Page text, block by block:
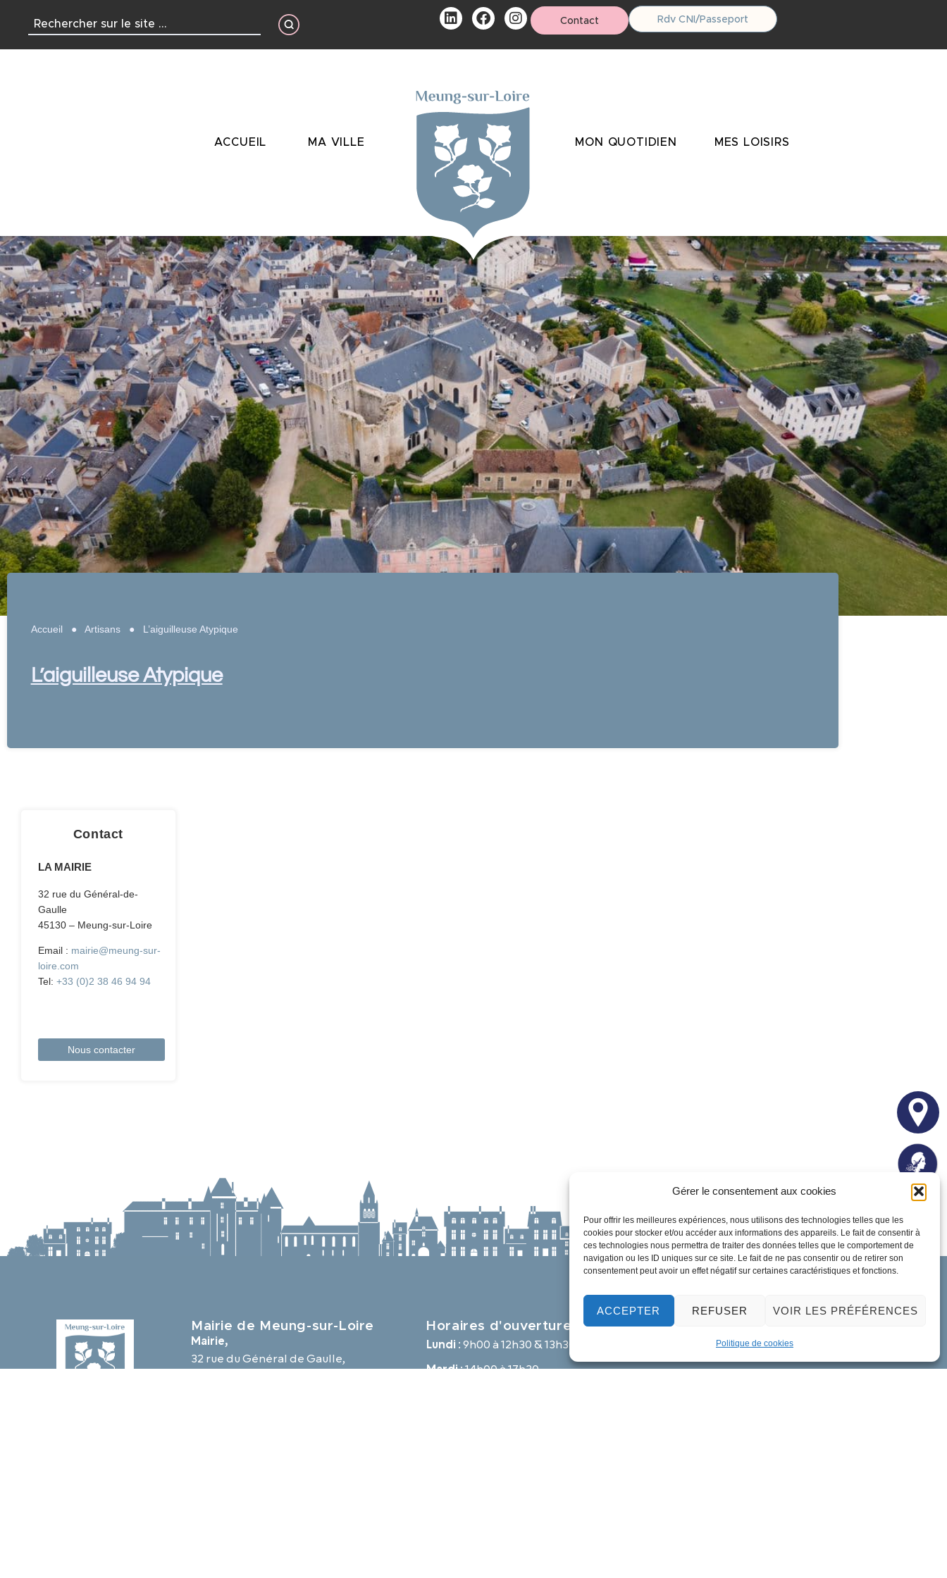
Gérer le consentement aux cookies
Pour offrir les meilleures expériences, nous utilisons des technologies telles que les
cookies pour stocker et/ou accéder aux informations des appareils. Le fait de consentir à
ces technologies nous permettra de traiter des données telles que le comportement de
navigation ou les ID uniques sur ce site. Le fait de ne pas consentir ou de retirer son
consentement peut avoir un effet négatif sur certaines caractéristiques et fonctions.
ACCEPTER REFUSER VOIR LES PRÉFÉRENCES
Politique de cookies
principal
Contact Rdv CNI/Passeport
ACCUEIL MA VILLE MON QUOTIDIEN MES LOISIRS
Accueil ● Artisans● L’aiguilleuse Atypique
L’aiguilleuse Atypique
Contact
LA MAIRIE
32 rue du Général-de-
Gaulle
45130 – Meung-sur-Loire
Email : mairie@meung-sur-
loire.com
Tel:+33 (0)2 38 46 94 94
Nous contacter
Mairie de Meung-sur-Loire
Mairie,
32 rue du Général de Gaulle,
Horaires d'ouverture
Lundi :9h00 à 12h30 & 13h30 à 18h00
Mardi :14h00 à 17h30